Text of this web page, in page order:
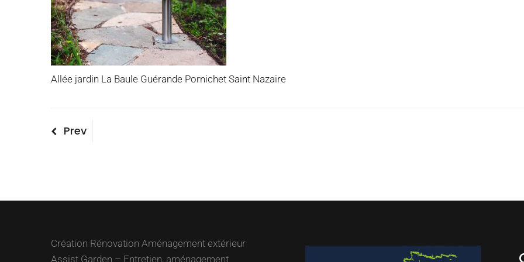
Allée jardin La Baule Guérande Pornichet Saint Nazaire
Navigation
Previous
Prev
Création Rénovation Aménagement extérieur
Assist Garden – Entretien, aménagement